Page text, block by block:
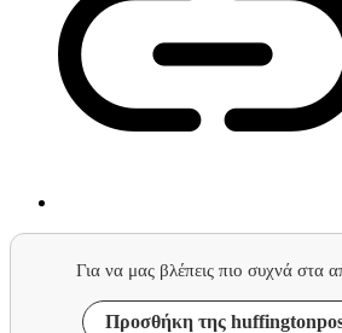
Για να μας βλέπεις πιο συχνά στα
Προσθήκη της